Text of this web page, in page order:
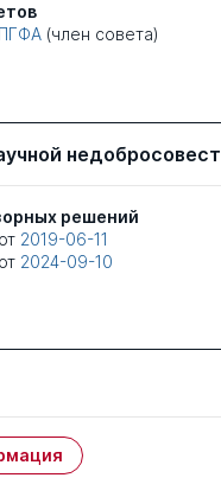
ПГФА (член совета)
решений
от 2019-06-11
от 2024-09-10